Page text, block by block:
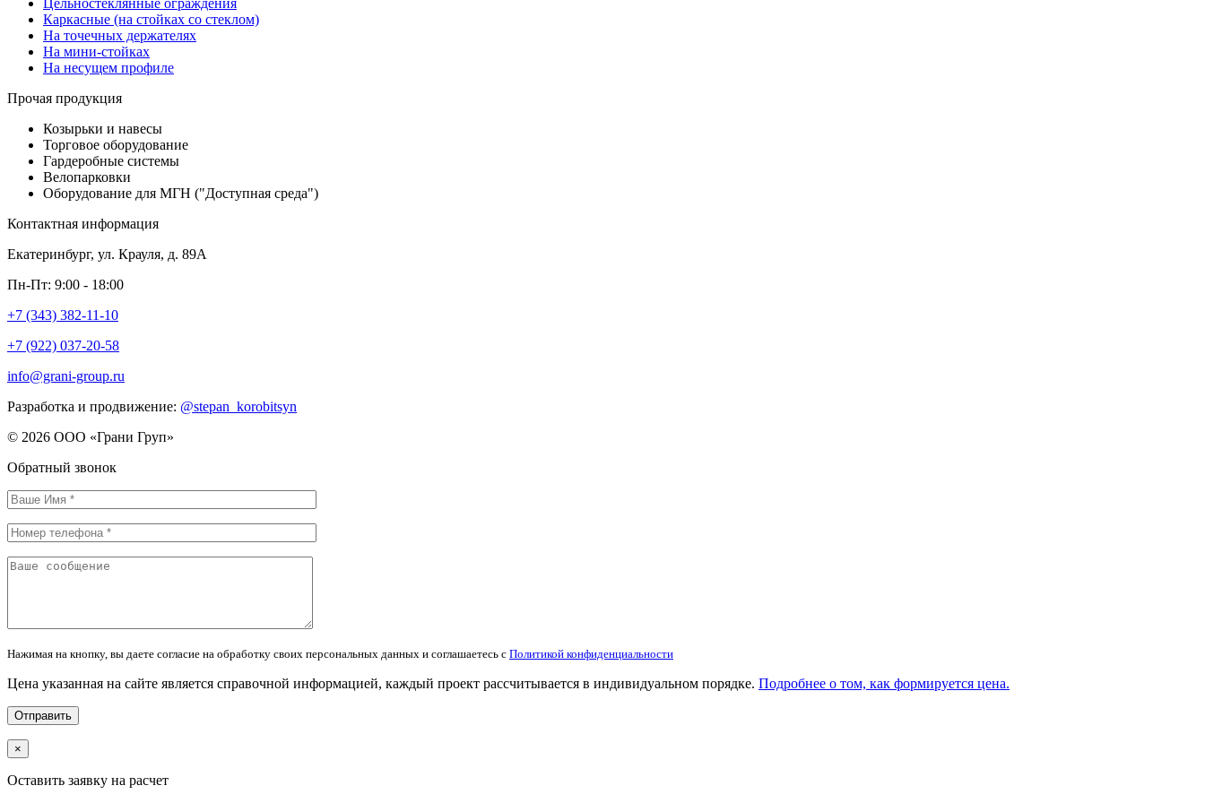
Каркасные (на стойках со стеклом)
На точечных держателях
На мини-стойках
На несущем профиле
Прочая продукция
Козырьки и навесы
Торговое оборудование
Гардеробные системы
Велопарковки
Оборудование для МГН ("Доступная среда")
Контактная информация
Екатеринбург, ул. Крауля, д. 89А
Пн-Пт: 9:00 - 18:00
+7 (343) 382-11-10
+7 (922) 037-20-58
info@grani-group.ru
Разработка и продвижение: @stepan_korobitsyn
© 2026 ООО «Грани Груп»
Обратный звонок
Нажимая на кнопку, вы даете согласие на обработку своих персональных данных и соглашаетесь с Политикой конфиденциальности
Цена указанная на сайте является справочной информацией, каждый проект рассчитывается в индивидуальном порядке. Подробнее о том, как формируется цена.
×
Оставить заявку на расчет